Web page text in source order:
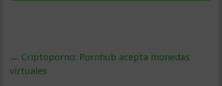
← Criptoporno: Pornhub acepta monedas
virtuales